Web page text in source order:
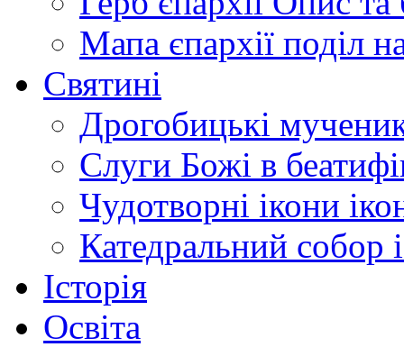
Мапа єпархії поділ
Святині
Дрогобицькі
Слуги Божі в
Чудотворні ікони
Катедральний собор
Історія
Освіта